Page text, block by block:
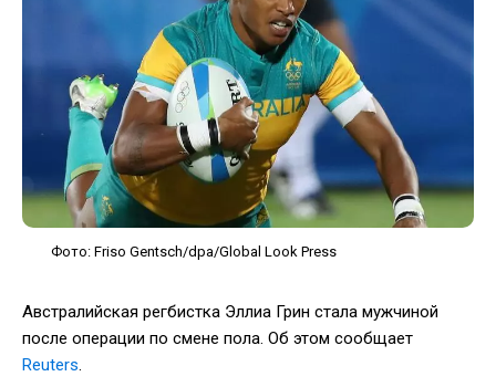
Фото: Friso Gentsch/dpa/Global Look Press
Австралийская регбистка Эллиа Грин стала мужчиной
после операции по смене пола. Об этом сообщает
Reuters.